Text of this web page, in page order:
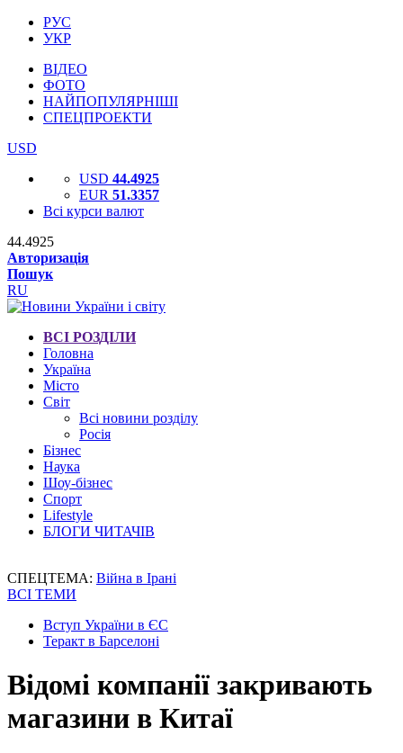
РУС
УКР
ВІДЕО
ФОТО
НАЙПОПУЛЯРНІШІ
СПЕЦПРОЕКТИ
USD
USD 44.4925
EUR 51.3357
Всі курси валют
44.4925
Авторизація
Пошук
RU
ВСІ РОЗДІЛИ
Головна
Україна
Місто
Світ
Всі новини розділу
Росія
Бізнес
Наука
Шоу-бізнес
Спорт
Lifestyle
БЛОГИ ЧИТАЧІВ
СПЕЦТЕМА: Війна в Ірані
ВСІ ТЕМИ
Вступ України в ЄС
Теракт в Барселоні
Відомі компанії закривають
магазини в Китаї